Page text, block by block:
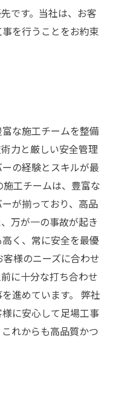
です。当社は、お客
を行うことをお約束
な施工チームを整備
力と厳しい安全管理
の経験とスキルが最
工チームは、豊富な
が揃っており、高品
万が一の事故が起き
く、常に安全を最優
様のニーズに合わせ
に十分な打ち合わせ
進めています。 弊社
に安心して足場工事
れからも高品質かつ